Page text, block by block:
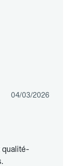
04/03/2026
qualité-